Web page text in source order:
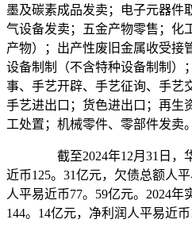
墨及碳素成品发卖；电子元器件
气设备发卖；五金产物零售；化
产物）；出产性废旧金属收受接
设备制制（不含特种设备制制）
事、手艺开辟、手艺征询、手艺
手艺进出口；货色进出口；再生
工处置；机械零件、零部件发卖。
截至2024年12月31日，
近币125。31亿元，欠债总额人
人平易近币77。59亿元。2024年
144。14亿元，净利润人平易近币